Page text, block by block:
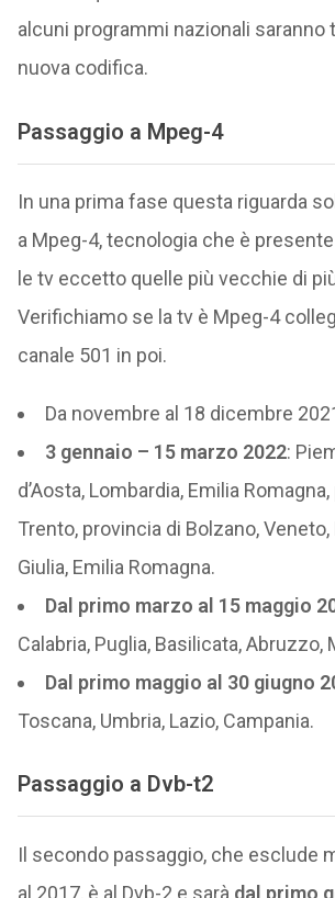
alcuni programmi nazionali saranno
nuova codifica.
Passaggio a Mpeg-4
In una prima fase questa riguarda
a Mpeg-4, tecnologia che è
le tv eccetto quelle più vecchie di
Verifichiamo se la tv è Mpeg-4
canale 501 in poi.
Da novembre al 18 dicembre
3 gennaio – 15 marzo 2022:
d’Aosta, Lombardia, Emilia
Trento, provincia di Bolzano, Veneto,
Giulia, Emilia Romagna.
Dal primo marzo al 15 maggio
Calabria, Puglia, Basilicata, Abruzzo,
Dal primo maggio al 30 giugno
Toscana, Umbria, Lazio, Campania.
Passaggio a Dvb-t2
Il secondo passaggio, che esclude
al 2017, è al Dvb-2 e sarà dal primo